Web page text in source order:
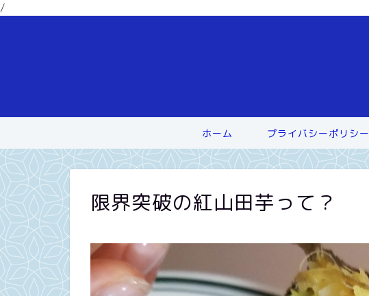
/
ホーム プライバシーポリシー
限界突破の紅山田芋って？